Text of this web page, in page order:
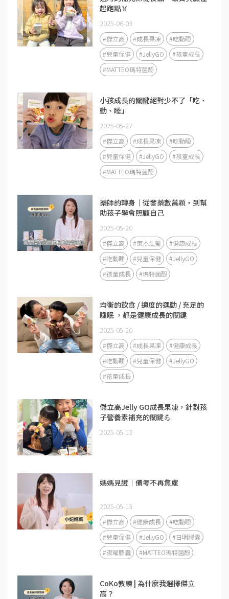
起跑點🏅
2025-06-03
#傑立高 #成長果凍
#吃動睡
#兒童保健
#JellyGO
#孩童成長
#MATTEO瑪特菌酚
小孩成長的關鍵絕對少不了「吃、
動、睡」
2025-05-27
#傑立高 #成長果凍
#吃動睡
#兒童保健
#JellyGO
#孩童成長
#MATTEO瑪特菌酚
藥師的轉身｜從發藥數萬顆，到幫
助孩子學會照顧自己
2025-05-20
#傑立高 #東杰生醫
#健康成長
#吃動睡
#兒童保健
#JellyGO
#孩童成長
#瑪特菌酚
均衡的飲食 / 適度的運動 / 充足的
睡眠 ，都是健康成長的關鍵
2025-05-20
#傑立高 #成長果凍
#健康成長
#吃動睡
#兒童保健
#JellyGO
#孩童成長
傑立高Jelly GO成長果凍，針對孩
子營養素補充的關鍵💪
2025-05-13
媽媽見證｜備考不再焦慮
2025-05-13
#傑立高 #健康成長
#吃動睡
#兒童保健
#JellyGO
#日明膠囊
#夜曜膠囊
#MATTEO瑪特菌酚
CoKo教練 | 為什麼我選擇傑立
高？